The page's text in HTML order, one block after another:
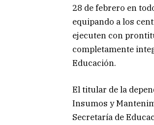
28 de febrero en
equipando a los
ejecuten con
completamente
Educación.
El titular de la
Insumos y
Secretaría de